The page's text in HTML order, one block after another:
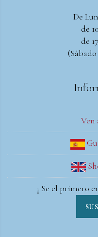
De
de
de
Ven
¡ Se el primero